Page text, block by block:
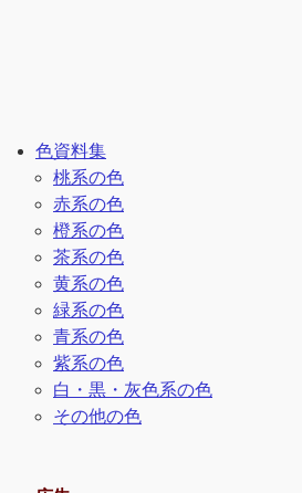
色資料集
桃系の色
赤系の色
橙系の色
茶系の色
黄系の色
緑系の色
青系の色
紫系の色
白・黒・灰色系の色
その他の色